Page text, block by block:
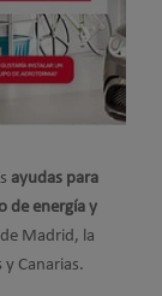
ayudas para
de energía y
Madrid, la
y Canarias.